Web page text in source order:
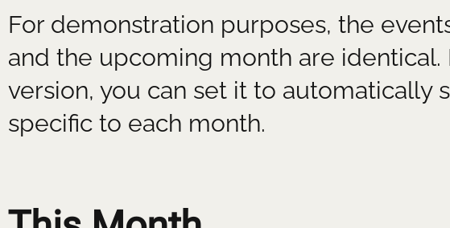
For demonstration purposes, the
and the upcoming month are identical.
version, you can set it to automatically
specific to each month.